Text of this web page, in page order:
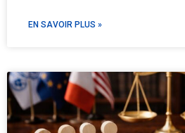
EN SAVOIR PLUS »